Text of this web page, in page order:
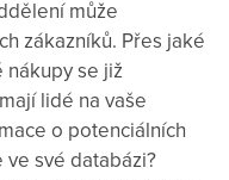
může
zákazníků. Přes jaké
nákupy se již
lidé na vaše
o potenciálních
ve své databázi?